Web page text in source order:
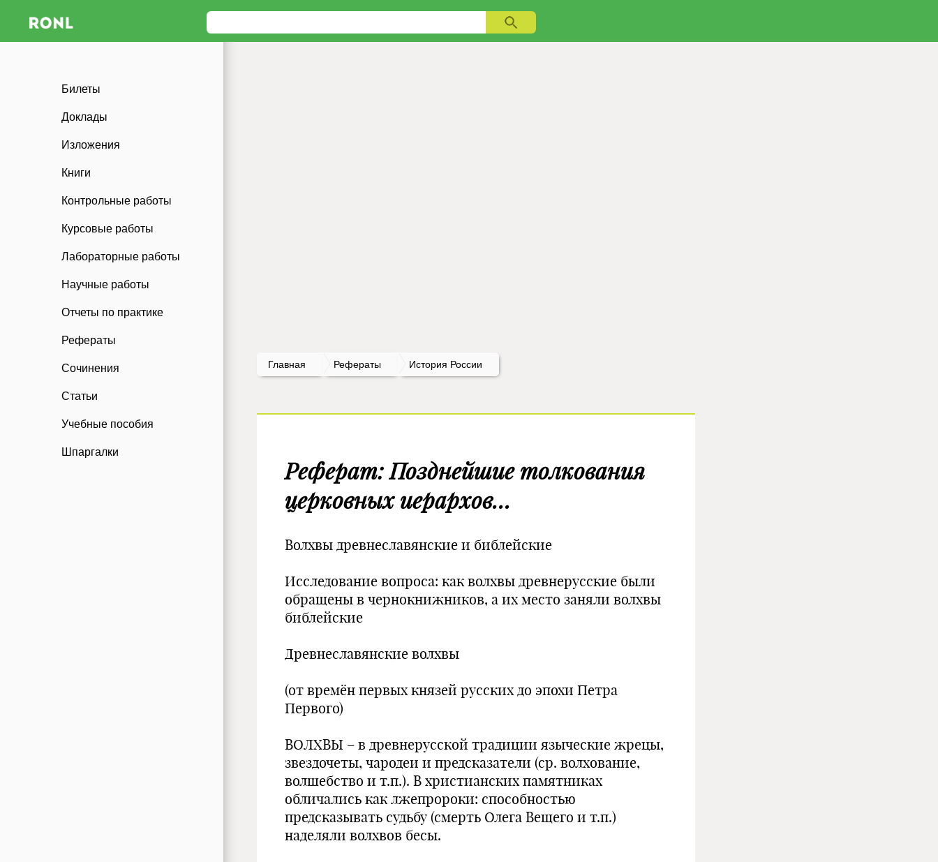
Билеты
Доклады
Изложения
Книги
Контрольные работы
Курсовые работы
Лабораторные работы
Научные работы
Отчеты по практике
Рефераты
Сочинения
Статьи
Учебные пособия
Шпаргалки
Главная Рефераты История России
Реферат: Позднейшие толкования
церковных иерархов…
Волхвы древнеславянские и библейские
Исследование вопроса: как волхвы древнерусские были
обращены в чернокнижников, а их место заняли волхвы
библейские
Древнеславянские волхвы
(от времён первых князей русских до эпохи Петра
Первого)
ВОЛХВЫ – в древнерусской традиции языческие жрецы,
звездочеты, чародеи и предсказатели (ср. волхование,
волшебство и т.п.). В христианских памятниках
обличались как лжепророки: способностью
предсказывать судьбу (смерть Олега Вещего и т.п.)
наделяли волхвов бесы.